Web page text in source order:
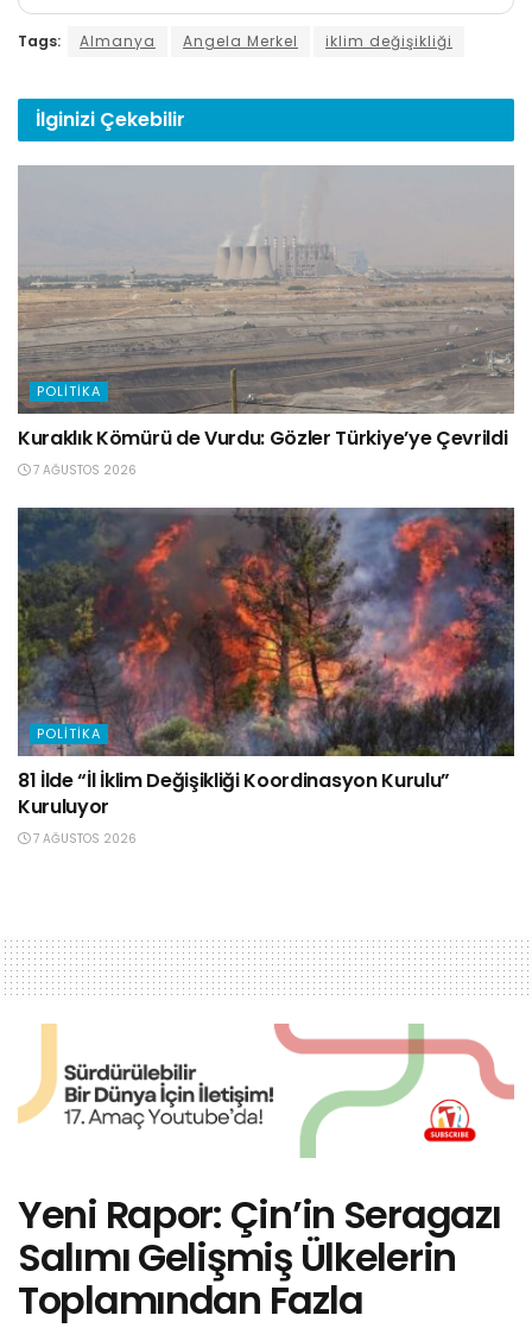
Tags: Almanya Angela Merkel iklim değişikliği
İlginizi Çekebilir
POLITIKA
Kuraklık Kömürü de Vurdu: Gözler Türkiye’ye Çevrildi
7 AĞUSTOS 2026
POLITIKA
81 İlde “İl İklim Değişikliği Koordinasyon Kurulu”
Kuruluyor
7 AĞUSTOS 2026
Yeni Rapor: Çin’in Seragazı
Salımı Gelişmiş Ülkelerin
Toplamından Fazla